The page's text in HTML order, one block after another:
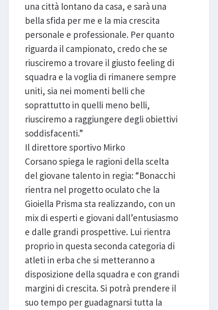
una città lontano da casa, e sarà una
bella sfida per me e la mia crescita
personale e professionale. Per quanto
riguarda il campionato, credo che se
riusciremo a trovare il giusto feeling di
squadra e la voglia di rimanere sempre
uniti, sia nei momenti belli che
soprattutto in quelli meno belli,
riusciremo a raggiungere degli obiettivi
soddisfacenti.”
Il direttore sportivo Mirko
Corsano spiega le ragioni della scelta
del giovane talento in regia: “Bonacchi
rientra nel progetto oculato che la
Gioiella Prisma sta realizzando, con un
mix di esperti e giovani dall’entusiasmo
e dalle grandi prospettive. Lui rientra
proprio in questa seconda categoria di
atleti in erba che si metteranno a
disposizione della squadra e con grandi
margini di crescita. Si potrà prendere il
suo tempo per guadagnarsi tutta la